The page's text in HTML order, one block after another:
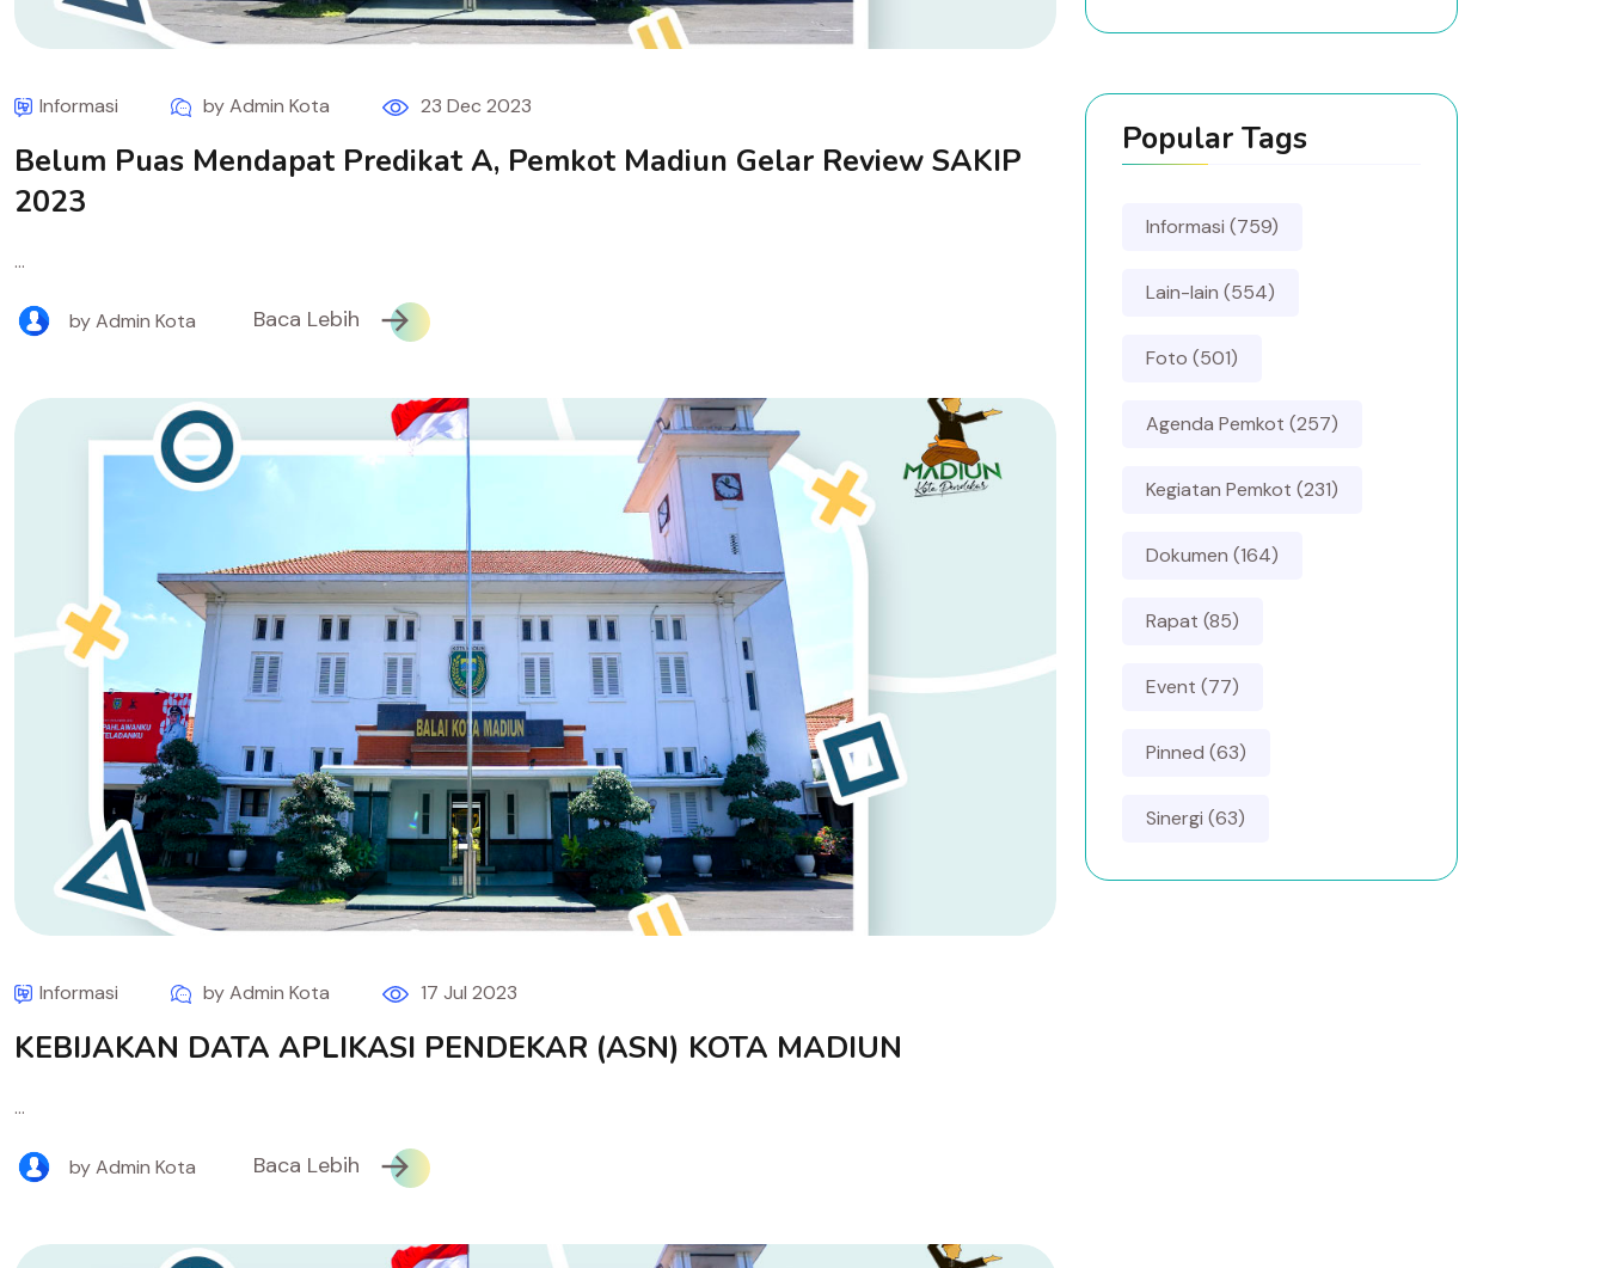
Informasi by Admin Kota 23 Dec 2023
Belum Puas Mendapat Predikat A, Pemkot Madiun Gelar Review SAKIP
2023
...
by Admin Kota Baca Lebih
Informasi by Admin Kota 17 Jul 2023
KEBIJAKAN DATA APLIKASI PENDEKAR (ASN) KOTA MADIUN
...
by Admin Kota Baca Lebih
Popular Tags
Informasi (759)
Lain-lain (554)
Foto (501)
Agenda Pemkot (257)
Kegiatan Pemkot (231)
Dokumen (164)
Rapat (85)
Event (77)
Pinned (63)
Sinergi (63)